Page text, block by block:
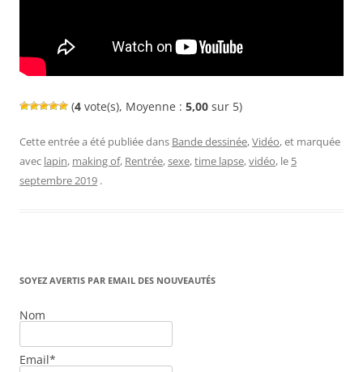
(4 vote(s), Moyenne : 5,00 sur 5)
Cette entrée a été publiée dans Bande dessinée,Vidéo, et marquée
avec lapin, making of, Rentrée,sexe,time lapse,vidéo, le 5
septembre 2019 .
SOYEZ AVERTIS PAR EMAIL DES NOUVEAUTÉS
Nom
Email*